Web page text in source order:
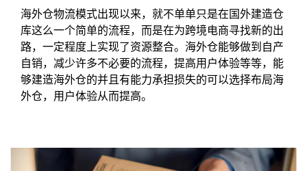
海外仓物流模式出现以来，就不单单只是在国外建造仓
库这么一个简单的流程，而是在为跨境电商寻找新的出
路，一定程度上实现了资源整合。海外仓能够做到自产
自销，减少许多不必要的流程，提高用户体验等等，能
够建造海外仓的并且有能力承担损失的可以选择布局海
外仓，用户体验从而提高。